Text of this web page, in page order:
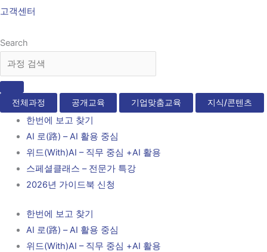
고객센터
Search
전체과정 공개교육 기업맞춤교육 지식/콘텐츠
한번에 보고 찾기
AI 로(路) – AI 활용 중심
위드(With)AI – 직무 중심 +AI 활용
스페셜클래스 – 전문가 특강
2026년 가이드북 신청
한번에 보고 찾기
AI 로(路) – AI 활용 중심
위드(With)AI – 직무 중심 +AI 활용